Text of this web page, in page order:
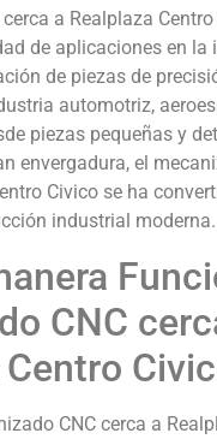
a Realplaza
de aplicaciones en la
de piezas de
automotriz,
piezas pequeñas y
envergadura, el
Civico se ha
industrial moderna.
CNC
CNC cerca a